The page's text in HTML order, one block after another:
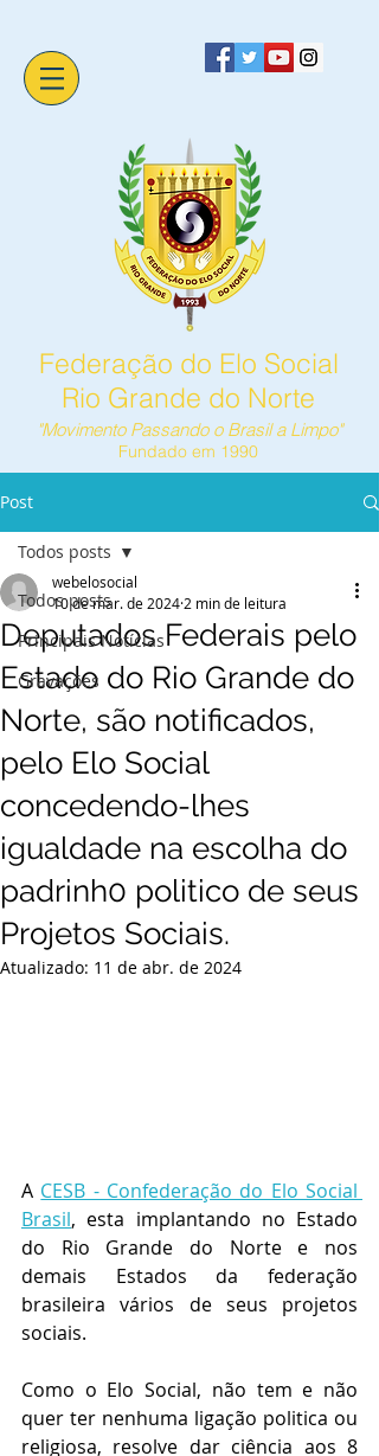
Federação do Elo Social
Rio Grande do Norte
"Movimento Passando o Brasil a Limpo"
Fundado em 1990
Post
Todos posts
Principais Notícias
Gravações
Todos posts
Deputados Federais pelo
Estado do Rio Grande do
Norte, são notificados,
pelo Elo Social
concedendo-lhes
igualdade na escolha do
padrinh0 politico de seus
Projetos Sociais.
webelosocial
10 de mar. de 2024 2 min de leitura
Atualizado: 11 de abr. de 2024
A CESB - Confederação do Elo Social
Brasil, esta implantando no Estado
do Rio Grande do Norte e nos
demais Estados da federação
brasileira vários de seus projetos
sociais.
Como o Elo Social, não tem e não
quer ter nenhuma ligação politica ou
religiosa, resolve dar ciência aos 8